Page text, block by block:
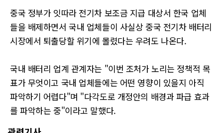
중국 정부가 잇따라 전기차 보조금 지급 대상서 한국 업체
들을 배제하면서 국내 업체들이 사실상 중국 전기차 배터리
시장에서 퇴출당할 위기에 몰렸다는 우려도 나온다.
국내 배터리 업계 관계자는 "이번 조처가 노리는 정책적 목
표가 무엇이고 국내 업체들에는 어떤 영향이 있을지 아직
파악하기 어렵다"며 "다각도로 개정안의 배경과 파급 효과
를 파악하는 중"이라고 말했다.